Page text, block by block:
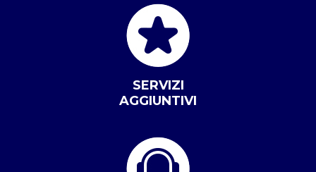
SERVIZI
AGGIUNTIVI